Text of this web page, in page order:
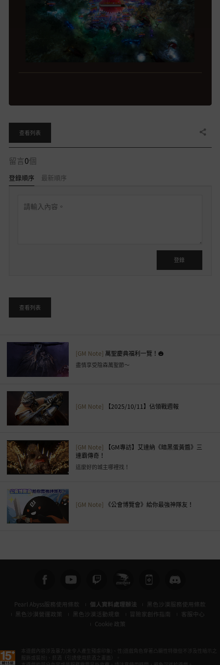
查看列表 分享
留言0個
登錄順序 最新順序
要
前
頁
登錄
查看列表
[GM Note] 萬聖慶典福利一覽！🎃
盡情享受陰森萬聖節～
[GM Note] 【2025/10/11】佔領戰週報
[GM Note]
【GM專訪】艾達納《暗黑蛋黃醬》三
連霸傳奇！
這麼好的城主哪裡找！
[GM Note] 《公會博覽會》給你最強神隊友！
Pearl Abyss服務使用條款 個人資料處理辦法
黑色沙漠服務使用條款
黑色沙漠營運政策
黑色沙漠活動規章 冒險家創作指南
客服中心
Cookie 政策
本遊戲內容涉及暴力(未令人產生殘虐印象)、性(遊戲角色穿著凸顯性特徵但不涉及性暗示之
服飾或裝扮)、菸酒（引誘使用菸酒之畫面）。